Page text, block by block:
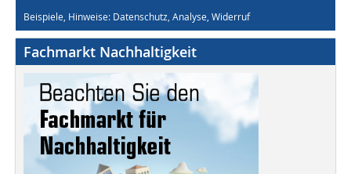
Beispiele, Hinweise: Datenschutz, Analyse, Widerruf
Fachmarkt Nachhaltigkeit